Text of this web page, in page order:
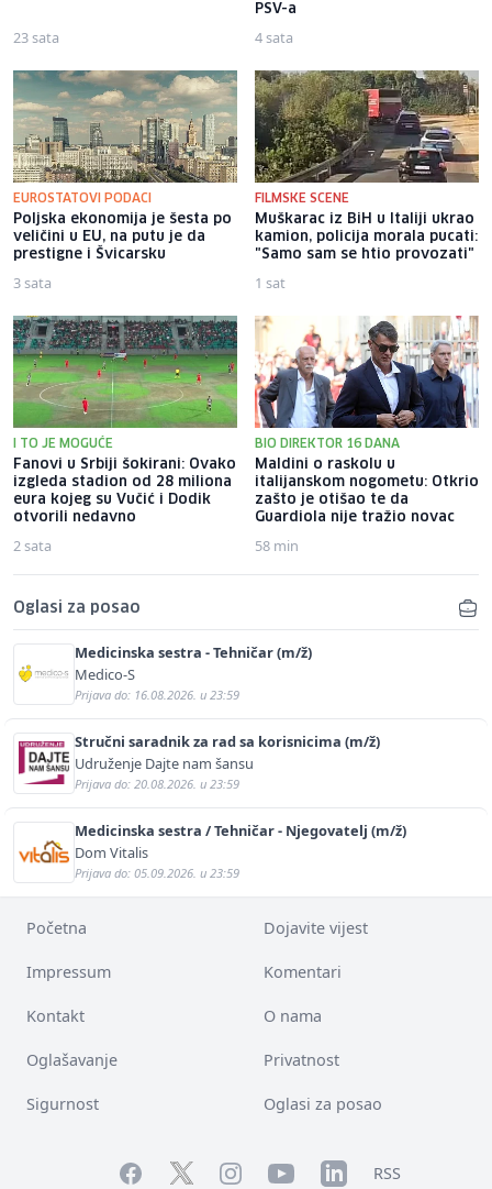
23 sata
PSV-a
4 sata
EUROSTATOVI PODACI
Poljska ekonomija je šesta po
veličini u EU, na putu je da
prestigne i Švicarsku
3 sata
FILMSKE SCENE
Muškarac iz BiH u Italiji ukrao
kamion, policija morala pucati:
"Samo sam se htio provozati"
1 sat
I TO JE MOGUĆE
Fanovi u Srbiji šokirani: Ovako
izgleda stadion od 28 miliona
eura kojeg su Vučić i Dodik
otvorili nedavno
2 sata
BIO DIREKTOR 16 DANA
Maldini o raskolu u
italijanskom nogometu: Otkrio
zašto je otišao te da
Guardiola nije tražio novac
58 min
Oglasi za posao
Medicinska sestra - Tehničar (m/ž)
Medico-S
Prijava do: 16.08.2026. u 23:59
Stručni saradnik za rad sa korisnicima (m/ž)
Udruženje Dajte nam šansu
Prijava do: 20.08.2026. u 23:59
Medicinska sestra / Tehničar - Njegovatelj (m/ž)
Dom Vitalis
Prijava do: 05.09.2026. u 23:59
Početna Dojavite vijest
Impressum Komentari
Kontakt O nama
Oglašavanje Privatnost
Sigurnost Oglasi za posao
FacebookTwitterInstagramYouTubeLinkedInRSS